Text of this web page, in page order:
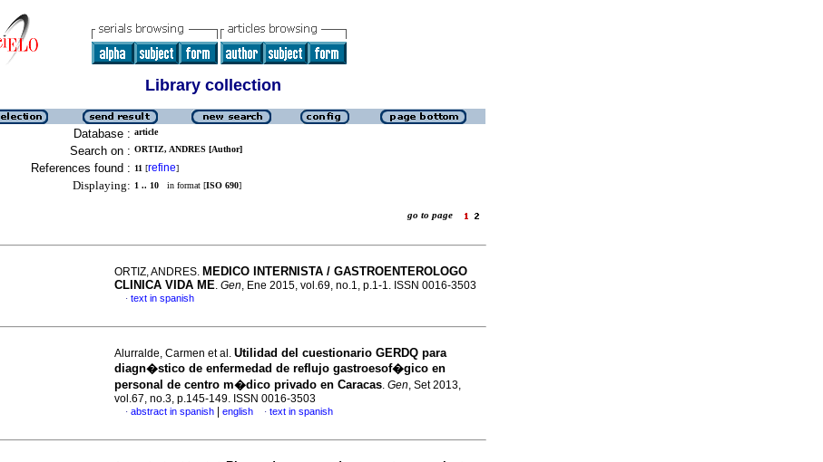
Library collection
Database : article
Search on : ORTIZ, ANDRES [Author]
References found : 11 [refine]
Displaying: 1 .. 10 in format [ISO 690]
go to page
ORTIZ, ANDRES. MEDICO INTERNISTA / GASTROENTEROLOGO
CLINICA VIDA ME. Gen, Ene 2015, vol.69, no.1, p.1-1. ISSN 0016-3503
· text in spanish
Alurralde, Carmen et al. Utilidad del cuestionario GERDQ para
diagn�stico de enfermedad de reflujo gastroesof�gico en
personal de centro m�dico privado en Caracas. Gen, Set 2013,
vol.67, no.3, p.145-149. ISSN 0016-3503
· abstract in spanish english · text in spanish